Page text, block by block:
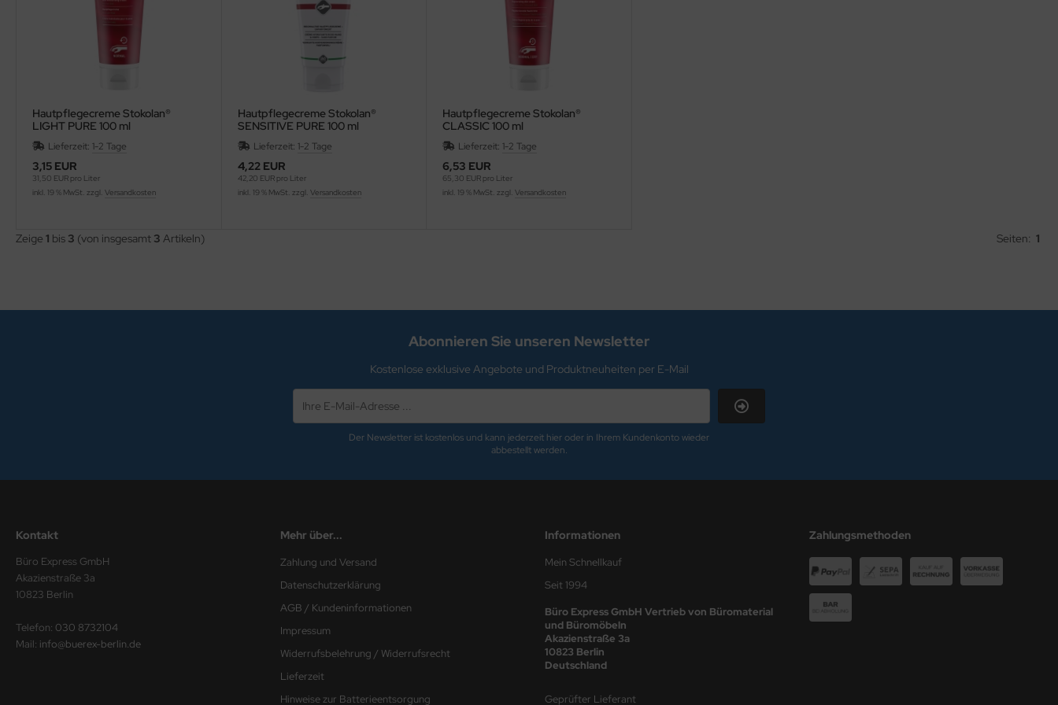
Hautpflegecreme Stokolan®
LIGHT PURE 100 ml
Lieferzeit: 1-2 Tage
3,15 EUR
31,50 EUR pro Liter
inkl. 19 % MwSt. zzgl. Versandkosten
Hautpflegecreme Stokolan®
SENSITIVE PURE 100 ml
Lieferzeit: 1-2 Tage
4,22 EUR
42,20 EUR pro Liter
inkl. 19 % MwSt. zzgl. Versandkosten
Hautpflegecreme Stokolan®
CLASSIC 100 ml
Lieferzeit:1-2 Tage
6,53 EUR
65,30 EUR pro Liter
inkl. 19 % MwSt. zzgl.Versandkosten
Zeige 1 bis 3 (von insgesamt 3 Artikeln) Seiten: 1
Abonnieren Sie unseren Newsletter
Kostenlose exklusive Angebote und Produktneuheiten per E-Mail
Der Newsletter ist kostenlos und kann jederzeit hier oder in Ihrem Kundenkonto wieder
abbestellt werden.
Kontakt
Büro Express GmbH
Akazienstraße 3a
10823 Berlin
Telefon: 030 8732104
Mail: info@buerex-berlin.de
Mehr über...
Zahlung und Versand
Datenschutzerklärung
AGB / Kundeninformationen
Impressum
Widerrufsbelehrung / Widerrufsrecht
Lieferzeit
Hinweise zur Batterieentsorgung
Informationen
Mein Schnellkauf
Seit 1994
Büro Express GmbH Vertrieb von Büromaterial
und Büromöbeln
Akazienstraße 3a
10823 Berlin
Deutschland
Geprüfter Lieferant
Zahlungsmethoden
Heizlüfter
Uhren, Wetterstationen
- Zeitplansysteme